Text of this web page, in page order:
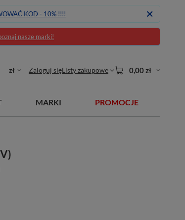
KOD - 10% !!!!
nasze marki!
zł Zaloguj sięListy zakupowe 0,00 zł
MARKI PROMOCJE